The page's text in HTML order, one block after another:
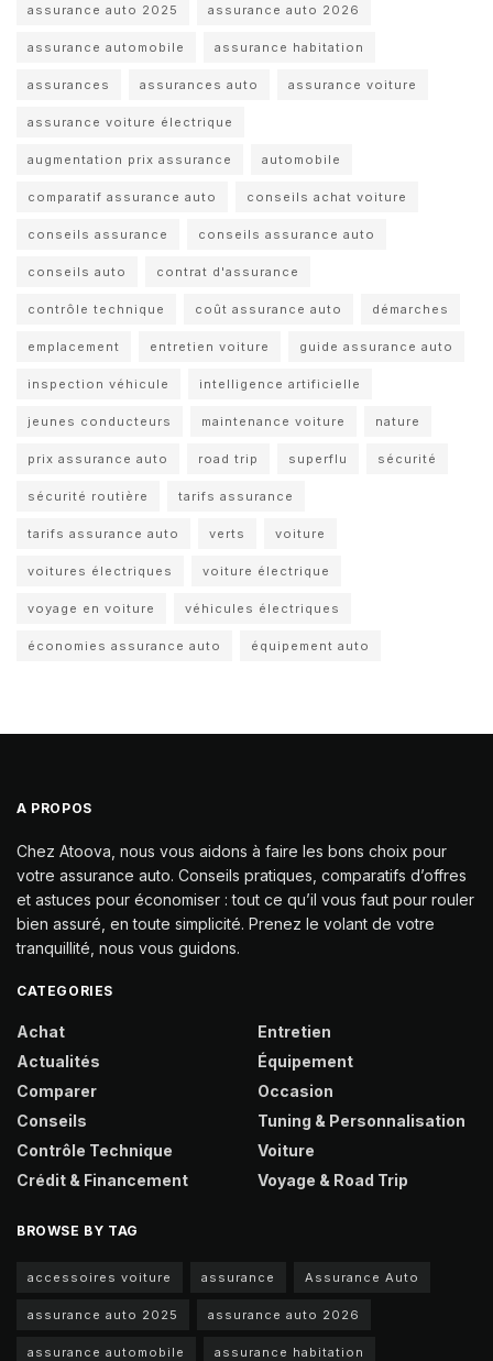
assurance auto 2025 assurance auto 2026
assurance automobile assurance habitation
assurances assurances auto assurance voiture
assurance voiture électrique
augmentation prix assurance automobile
comparatif assurance auto conseils achat voiture
conseils assurance conseils assurance auto
conseils auto contrat d'assurance
contrôle technique coût assurance auto démarches
emplacement entretien voiture guide assurance auto
inspection véhicule intelligence artificielle
jeunes conducteurs maintenance voiture nature
prix assurance auto road trip superflu sécurité
sécurité routière tarifs assurance
tarifs assurance auto verts voiture
voitures électriques voiture électrique
voyage en voiture véhicules électriques
économies assurance auto équipement auto
A PROPOS
Chez Atoova, nous vous aidons à faire les bons choix pour
votre assurance auto. Conseils pratiques, comparatifs d’offres
et astuces pour économiser : tout ce qu’il vous faut pour rouler
bien assuré, en toute simplicité. Prenez le volant de votre
tranquillité, nous vous guidons.
CATEGORIES
Achat
Actualités
Comparer
Conseils
Contrôle Technique
Crédit & Financement
Entretien
Équipement
Occasion
Tuning & Personnalisation
Voiture
Voyage & Road Trip
BROWSE BY TAG
accessoires voiture assurance Assurance Auto
assurance auto 2025 assurance auto 2026
assurance automobile assurance habitation